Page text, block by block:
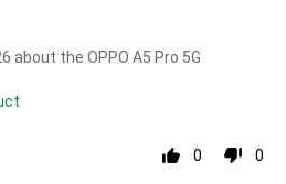
about the OPPO A5 Pro 5G
0 0